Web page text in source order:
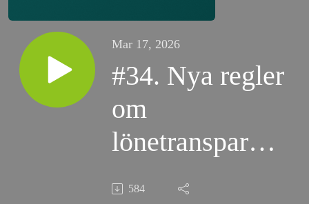
Mar 17, 2026
#34. Nya regler
om
lönetransparens
– vad behöver
584